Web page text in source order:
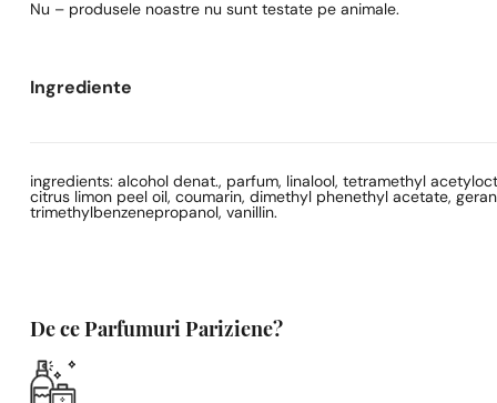
Nu – produsele noastre nu sunt testate pe animale.
Ingrediente
ingredients: alcohol denat., parfum, linalool, tetramethyl
citrus limon peel oil, coumarin, dimethyl phenethyl acetate,
trimethylbenzenepropanol, vanillin.
De ce Parfumuri Pariziene?